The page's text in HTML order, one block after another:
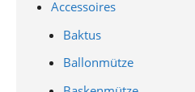
Accessoires
Baktus
Ballonmütze